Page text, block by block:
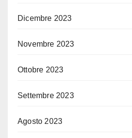
Dicembre 2023
Novembre 2023
Ottobre 2023
Settembre 2023
Agosto 2023